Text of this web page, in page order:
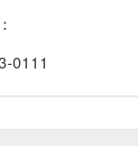
0111